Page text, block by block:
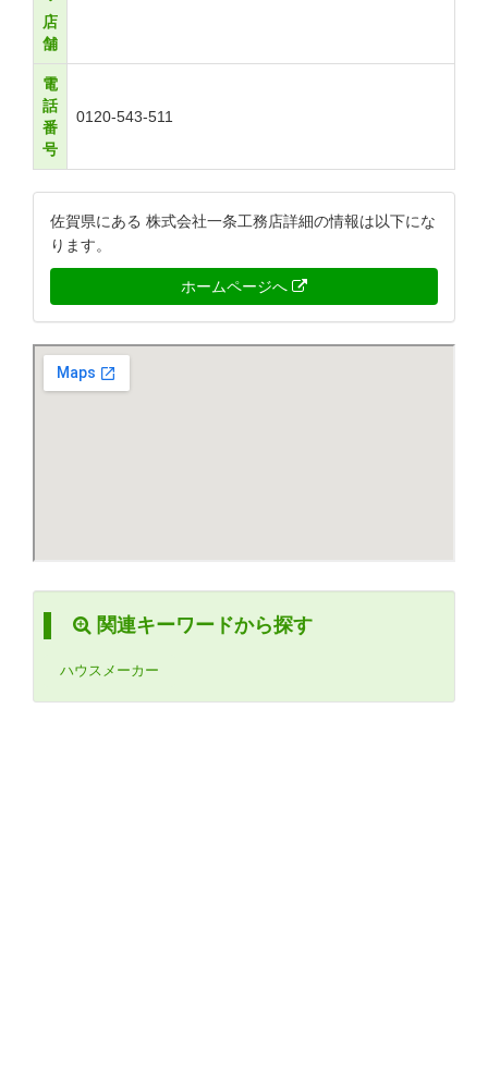
店
舗
電
話
番
号
0120-543-511
佐賀県にある 株式会社一条工務店詳細の情報は以下にな
ります。
ホームページへ
関連キーワードから探す
ハウスメーカー